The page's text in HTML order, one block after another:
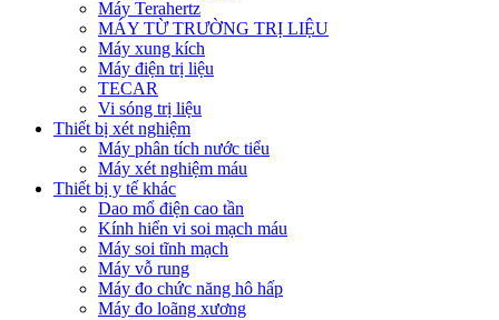
Máy Terahertz
MÁY TỪ TRƯỜNG TRỊ LIỆU
Máy xung kích
Máy điện trị liệu
TECAR
Vi sóng trị liệu
Thiết bị xét nghiệm
Máy phân tích nước tiểu
Máy xét nghiệm máu
Thiết bị y tế khác
Dao mổ điện cao tần
Kính hiển vi soi mạch máu
Máy soi tĩnh mạch
Máy vỗ rung
Máy đo chức năng hô hấp
Máy đo loãng xương